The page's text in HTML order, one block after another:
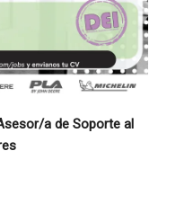
Asesor/a de Soporte al